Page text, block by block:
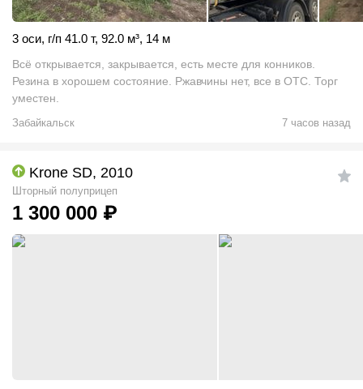
3 оси, г/п 41.0 т, 92.0 м³, 14 м
Всё открывается, закрывается, есть месте для конников.
Резина в хорошем состояние. Ржавчины нет, все в ОТС. Торг
уместен.
Забайкальск 7 часов назад
Krone SD, 2010
Шторный полуприцеп
1 300 000 ₽